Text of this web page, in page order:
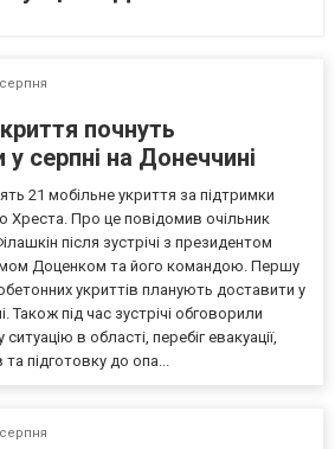
почнуть
серпні на Донеччині
21 мобільне укриття за підтримки
Хреста. Про це повідомив очільник
після зустрічі з президентом
Доценком та його командою. Першу
укриттів планують доставити у
Також під час зустрічі обговорили
в області, перебіг евакуації,
та підготовку до опа...